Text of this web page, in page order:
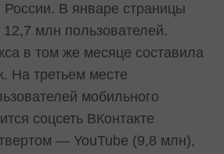
России. В январе страницы
млн пользователей.
в том же месяце составила
На третьем месте
мобильного
соцсеть ВКонтакте
— YouTube (9,8 млн),